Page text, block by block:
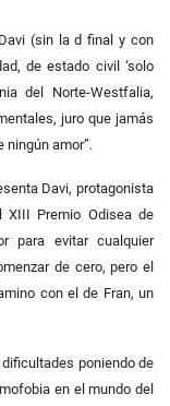
(sin la dfinal y con
de estado civil ‘solo
del Norte-Westfalia,
juro que jamás
amor”.
Davi, protagonista
XIII Premio Odisea de
para evitar cualquier
de cero, pero el
con elde Fran, un
dificultades poniendo de
en elmundo del